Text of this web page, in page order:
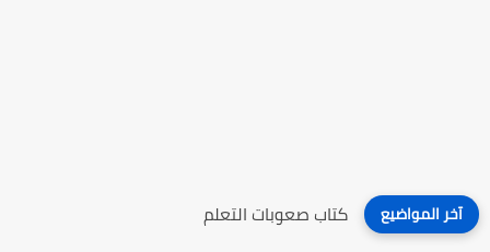
آخر المواضيع كتاب صعوبات التعلم